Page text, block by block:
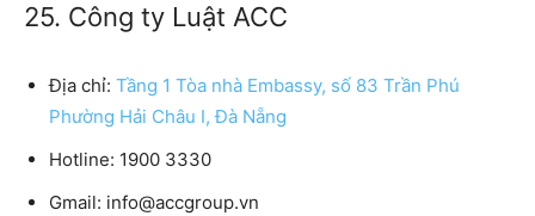
25. Công ty Luật ACC
Địa chỉ: Tầng 1 Tòa nhà Embassy, số 83 Trần Phú
Phường Hải Châu I, Đà Nẵng
Hotline: 1900 3330
Gmail: info@accgroup.vn